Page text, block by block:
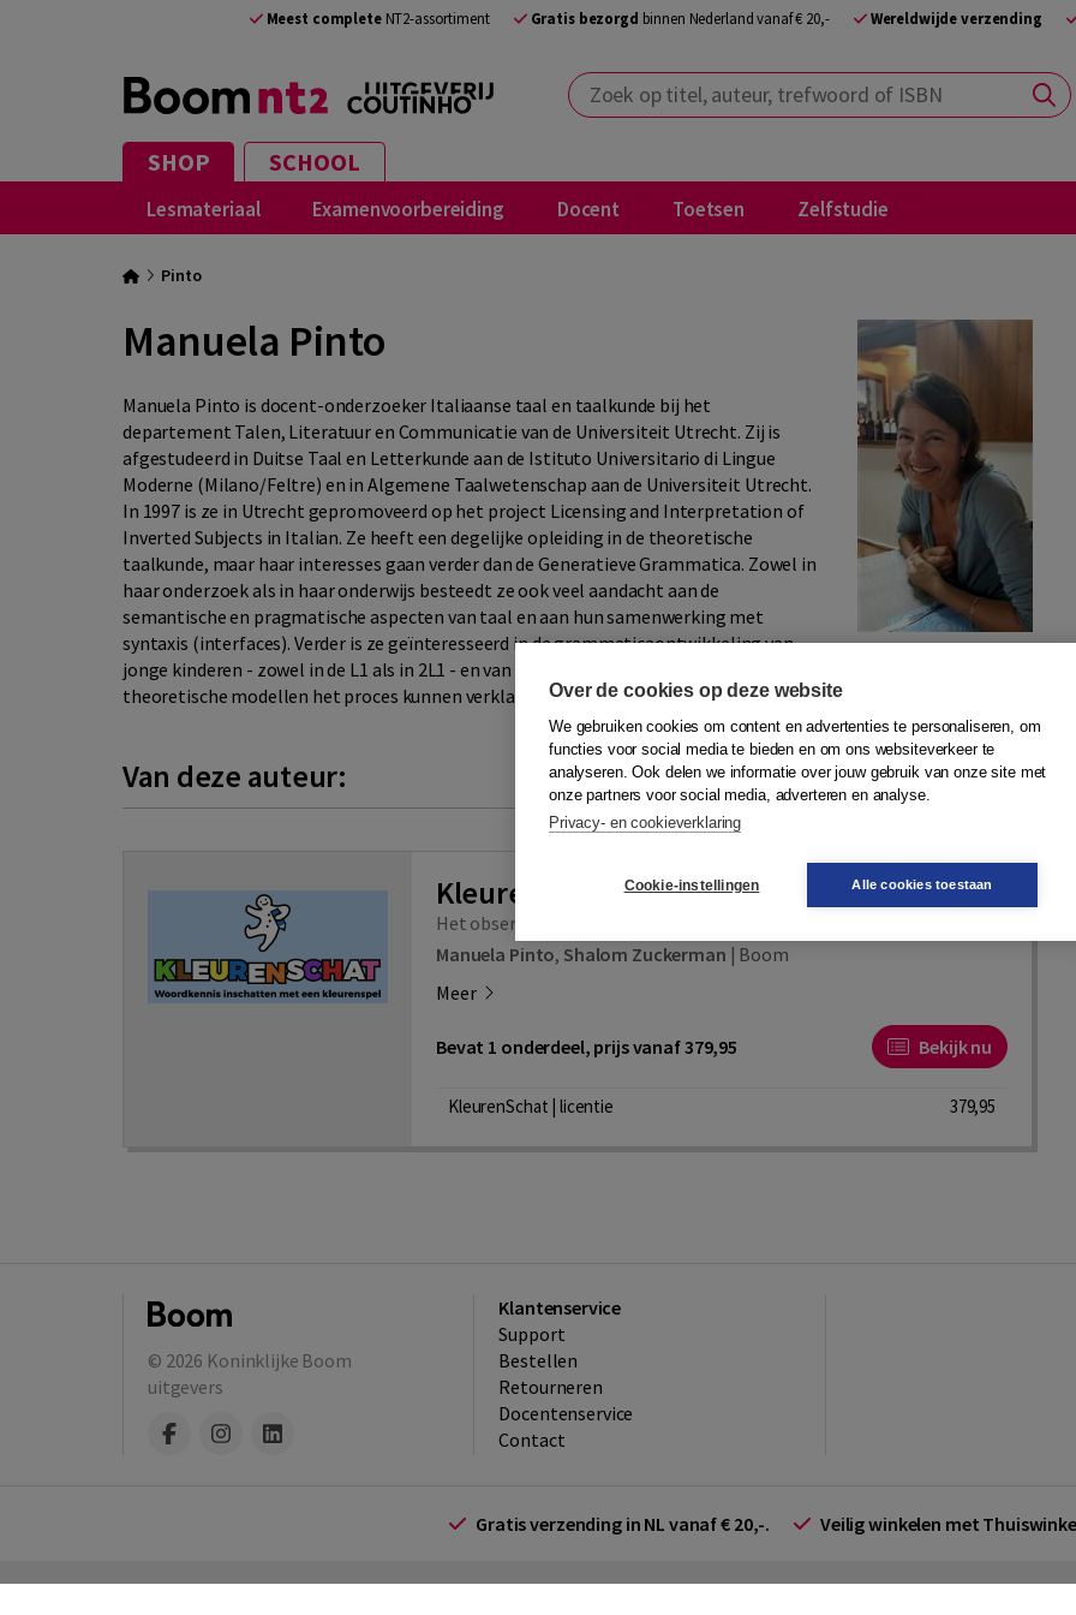
Meest completeNT2-assortiment Gratis bezorgd binnen Nederland vanaf € 20,- Wereldwijde verzending
Zoek op titel, auteur, trefwoord of ISBN
SHOP SCHOOL
Lesmateriaal Examenvoorbereiding Docent Toetsen Zelfstudie
Pinto
Manuela Pinto
Manuela Pinto is docent-onderzoeker Italiaanse taal en taalkunde bij het
departement Talen, Literatuur en Communicatie van de Universiteit Utrecht. Zij is
afgestudeerd in Duitse Taal en Letterkunde aan de Istituto Universitario di Lingue
Moderne (Milano/Feltre) en in Algemene Taalwetenschap aan de Universiteit Utrecht.
In 1997 is ze in Utrecht gepromoveerd op het project Licensing and Interpretation of
Inverted Subjects in Italian. Ze heeft een degelijke opleiding in de theoretische
taalkunde, maar haar interesses gaan verder dan de Generatieve Grammatica. Zowel in
haar onderzoek als in haar onderwijs besteedt ze ook veel aandacht aan de
semantische en pragmatische aspecten van taal en aan hun samenwerking met
syntaxis (interfaces). Verder is ze geïnteresseerd in de grammaticaontwikkeling van
jonge kinderen - zowel in de L1 als in 2L1 - en van tweedetaalleerders en in hoe
theoretische modellen het proces kunnen verklaren.
Van deze auteur:
KleurenSchat
Het observatie-instrument voor kleuters
Manuela Pinto, Shalom Zuckerman | Boom
Meer
Bevat 1 onderdeel, prijs vanaf 379,95 Bekijk nu
KleurenSchat | licentie 379,95
© 2026 Koninklijke Boom
uitgevers
Klantenservice
Support
Bestellen
​Retourneren
Docentenservice
Contact
Gratis verzending in NL vanaf € 20,-. Veilig winkelen met
Over de cookies op deze website
We gebruiken cookies om content en advertenties te personaliseren, om
functies voor social media te bieden en om ons websiteverkeer te
analyseren. Ook delen we informatie over jouw gebruik van onze site met
onze partners voor social media, adverteren en analyse.
Privacy- en cookieverklaring
Cookie-instellingen Alle cookies toestaan